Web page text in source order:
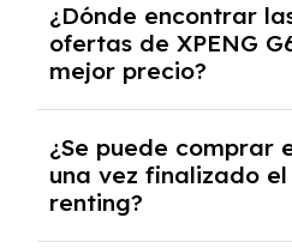
autónomos, justificante
algunos casos, un
inicial.
¿Dónde encontrar
ofertas de XPENG
mejor precio?
mejores ofertas de
todos los gastos
entradas.
¿Se puede comprar
una vez finalizado
renting?